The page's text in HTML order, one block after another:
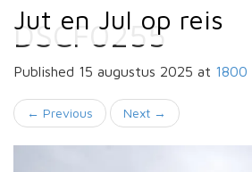
Jut en Jul op reis
DSCF0255
Published 15 augustus 2025 at 1800
← Previous Next →